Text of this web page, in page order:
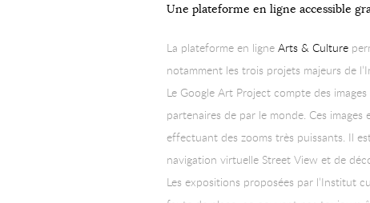
Une plateforme en ligne accessible
La plateforme en ligneArts & Culture
notamment les trois projets majeurs de
Le Google Art Project compte des
partenaires de par le monde. Ces
effectuant des zooms très puissants. Il
navigation virtuelle Street View et de
Les expositions proposées par l’Institut